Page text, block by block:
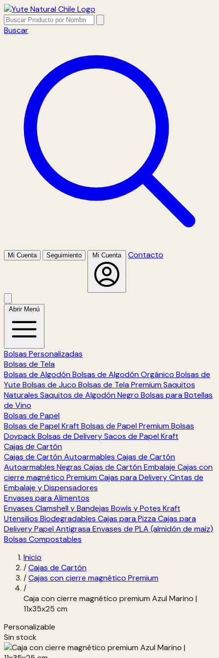
Buscar
Mi Cuenta Seguimiento Mi Cuenta Contacto
Abrir Menú
Bolsas Personalizadas
Bolsas de Tela
Bolsas de Algodón Bolsas de Algodón Orgánico Bolsas de
Yute Bolsas de Juco Bolsas de Tela Premium Saquitos
Naturales Saquitos de Algodón Negro Bolsas para Botellas
de Vino
Bolsas de Papel
Bolsas de Papel Kraft Bolsas de Papel Premium Bolsas
DoypackBolsas de DeliverySacos de Papel Kraft
Cajas de Cartón
Cajas de Cartón Autoarmables Cajas de Cartón
Autoarmables Negras Cajas de Cartón Embalaje Cajas con
cierre magnético Premium Cajas para DeliveryCintas de
Embalaje y Dispensadores
Envases para Alimentos
Envases Clamshell y Bandejas Bowls y Potes Kraft
Utensilios Biodegradables Cajas para Pizza Cajas para
DeliveryPapel Antigrasa Envases de PLA (almidón de maíz)
Bolsas Compostables
Inicio
/Cajas de Cartón
/Cajas con cierre magnético Premium
/
Caja con cierre magnético premium Azul Marino |
11x35x25 cm
Personalizable
Sin stock